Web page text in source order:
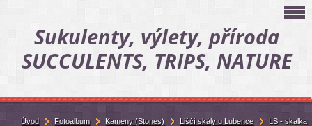
Sukulenty, výlety, příroda
SUCCULENTS, TRIPS, NATURE
Úvod Fotoalbum Kameny (Stones) Liščí skály u Lubence
LS - skalka